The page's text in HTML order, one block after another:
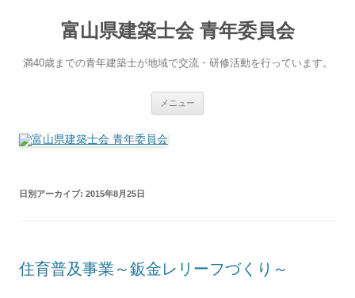
へ
ス
富山県建築士会 青年委員会
満40歳までの青年建築士が地域で交流・研修活動を行っています。
メニュー
日別アーカイブ: 2015年8月25日
住育普及事業～鈑金レリーフづくり～